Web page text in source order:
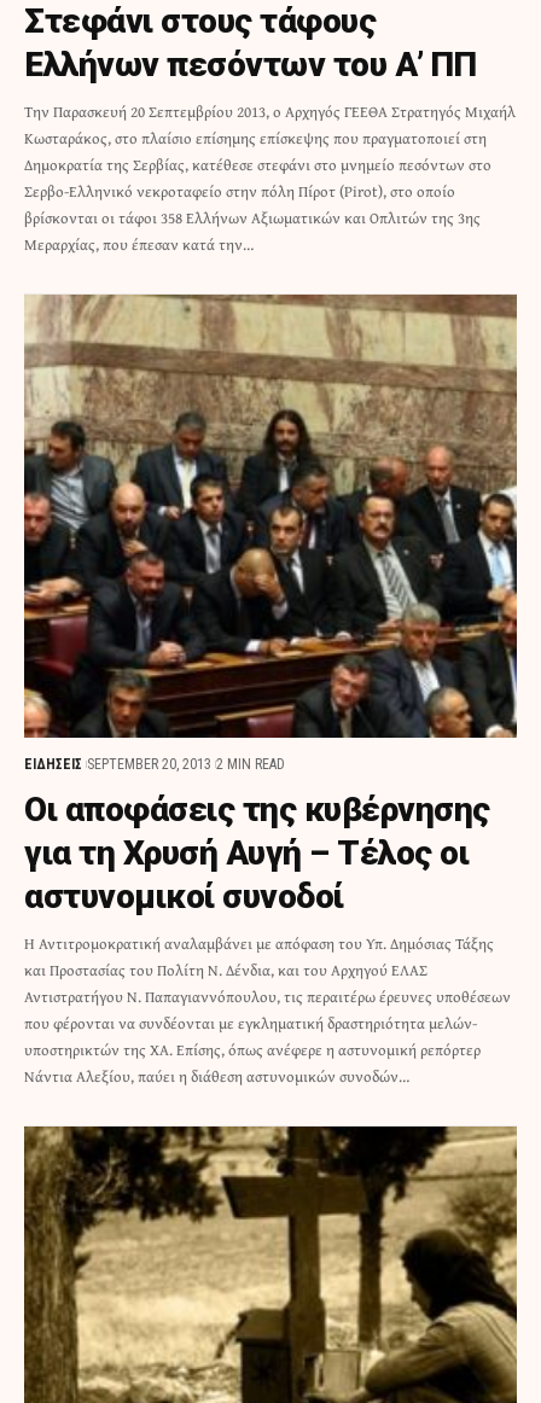
Στεφάνι στους τάφους
Ελλήνων πεσόντων του Α’ ΠΠ
Την Παρασκευή 20 Σεπτεμβρίου 2013, ο Αρχηγός ΓΕΕΘΑ Στρατηγός Μιχαήλ
Κωσταράκος, στο πλαίσιο επίσημης επίσκεψης που πραγματοποιεί στη
Δημοκρατία της Σερβίας, κατέθεσε στεφάνι στο μνημείο πεσόντων στο
Σερβο-Ελληνικό νεκροταφείο στην πόλη Πίροτ (Pirot), στο οποίο
βρίσκονται οι τάφοι 358 Ελλήνων Αξιωματικών και Οπλιτών της 3ης
Μεραρχίας, που έπεσαν κατά την…
ΕΙΔΗΣΕΙΣ SEPTEMBER 20, 2013 2 MIN READ
Οι αποφάσεις της κυβέρνησης
για τη Χρυσή Αυγή – Τέλος οι
αστυνομικοί συνοδοί
Η Αντιτρομοκρατική αναλαμβάνει με απόφαση του Υπ. Δημόσιας Τάξης
και Προστασίας του Πολίτη Ν. Δένδια, και του Αρχηγού ΕΛΑΣ
Αντιστρατήγου Ν. Παπαγιαννόπουλου, τις περαιτέρω έρευνες υποθέσεων
που φέρονται να συνδέονται με εγκληματική δραστηριότητα μελών-
υποστηρικτών της ΧΑ. Επίσης, όπως ανέφερε η αστυνομική ρεπόρτερ
Νάντια Αλεξίου, παύει η διάθεση αστυνομικών συνοδών…